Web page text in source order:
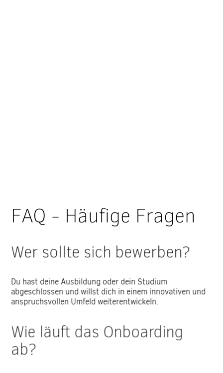
FAQ - Häufige Fragen
Wer sollte sich bewerben?
Du hast deine Ausbildung oder dein Studium
abgeschlossen und willst dich in einem innovativen und
anspruchsvollen Umfeld weiterentwickeln.
Wie läuft das Onboarding
ab?